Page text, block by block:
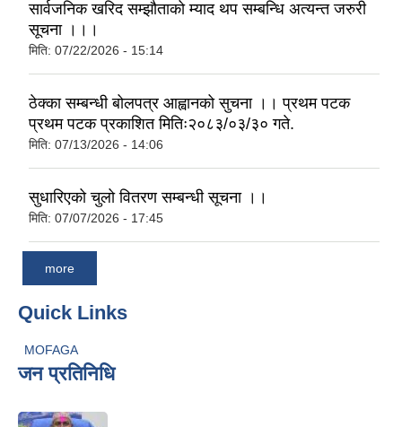
सार्वजनिक खरिद सम्झौताको म्याद थप सम्बन्धि अत्यन्त जरुरी
सूचना ।।।
मिति: 07/22/2026 - 15:14
ठेक्का सम्बन्धी बोलपत्र आह्वानको सुचना ।। प्रथम पटक
प्रथम पटक प्रकाशित मितिः२०८३/०३/३० गते.
मिति: 07/13/2026 - 14:06
सुधारिएको चुलो वितरण सम्बन्धी सूचना ।।
मिति: 07/07/2026 - 17:45
more
Quick Links
MOFAGA
जन प्रतिनिधि